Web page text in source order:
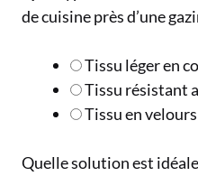
de cuisine près d’une
Tissu léger en
Tissu résistant
Tissu en velours
Quelle solution est